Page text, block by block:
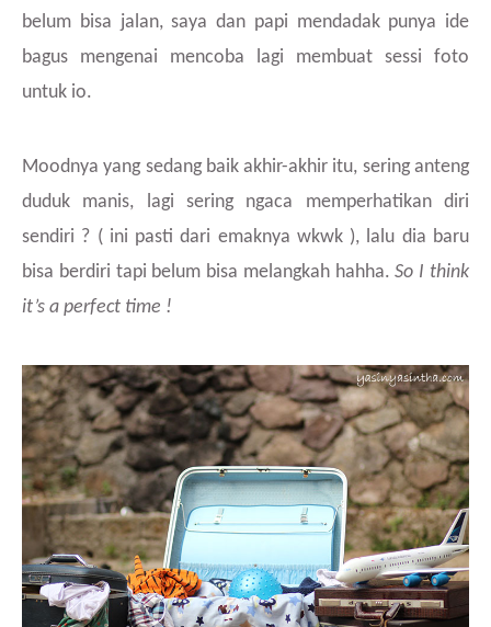
belum bisa jalan, saya dan papi mendadak punya ide
bagus mengenai mencoba lagi membuat sessi foto
untuk io.
Moodnya yang sedang baik akhir-akhir itu, sering anteng
duduk manis, lagi sering ngaca memperhatikan diri
sendiri ? ( ini pasti dari emaknya wkwk ), lalu dia baru
bisa berdiri tapi belum bisa melangkah hahha.So I think
it’s a perfect time !